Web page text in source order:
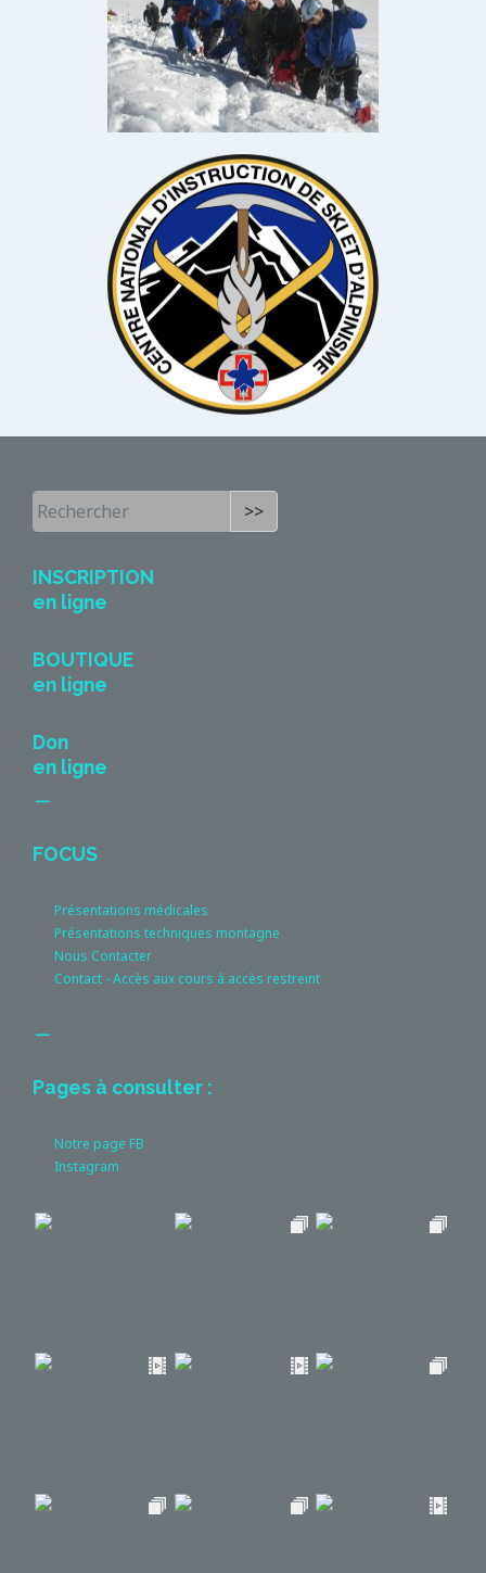
>>
INSCRIPTION
en ligne
BOUTIQUE
en ligne
Don
en ligne
FOCUS
Présentations médicales
Présentations techniques montagne
Nous Contacter
Contact - Accès aux cours à accès restreint
Pages à consulter :
Notre page FB
Instagram